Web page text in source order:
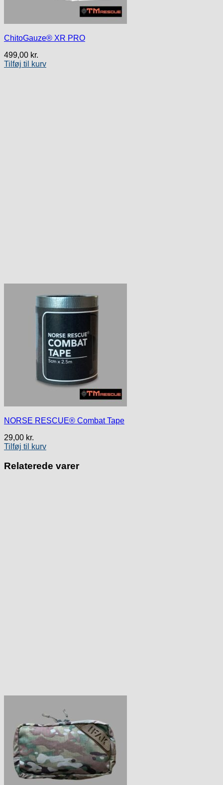
ChitoGauze® XR PRO
499,00 kr.
Tilføj til kurv
NORSE RESCUE® Combat Tape
29,00 kr.
Tilføj til kurv
Relaterede varer